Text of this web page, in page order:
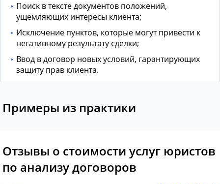
Поиск в тексте документов положений,
ущемляющих интересы клиента;
Исключение пунктов, которые могут привести к
негативному результату сделки;
Ввод в договор новых условий, гарантирующих
защиту прав клиента.
Примеры из практики
Отзывы о стоимости услуг юристов
по анализу договоров